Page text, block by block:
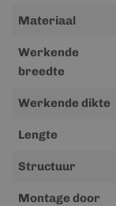
Materiaal
Werkende
breedte
Werkende dikte
Lengte
Structuur
Montage door